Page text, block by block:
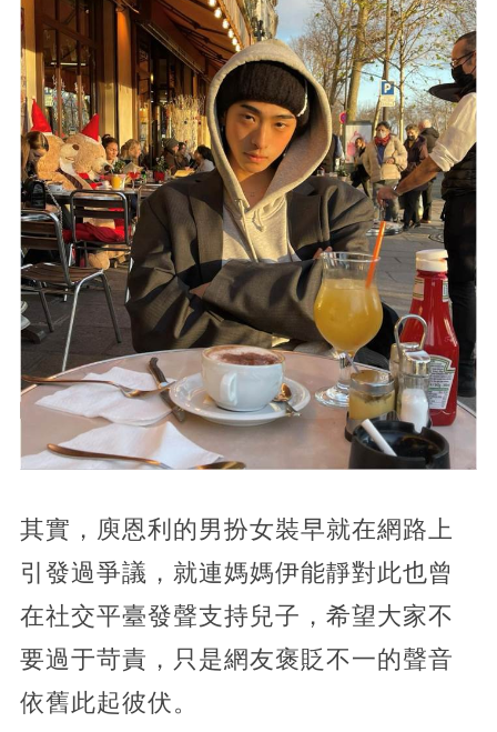
其實，庾恩利的男扮女裝早就在網路上
引發過爭議，就連媽媽伊能靜對此也曾
在社交平臺發聲支持兒子，希望大家不
要過于苛責，只是網友褒貶不一的聲音
依舊此起彼伏。